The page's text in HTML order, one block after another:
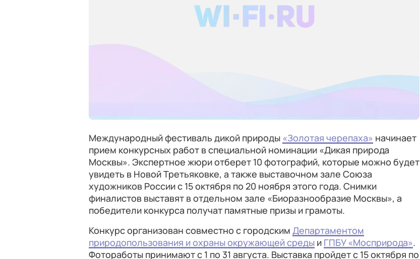
Международный фестиваль дикой природы «Золотая черепаха» начинает
прием конкурсных работ в специальной номинации «Дикая природа
Москвы». Экспертное жюри отберет 10 фотографий, которые можно будет
увидеть в Новой Третьяковке, а также выставочном зале Союза
художников России с 15 октября по 20 ноября этого года. Снимки
финалистов выставят в отдельном зале «Биоразнообразие Москвы», а
победители конкурса получат памятные призы и грамоты.
Конкурс организован совместно с городским Департаментом
природопользования и охраны окружающей среды и ГПБУ «Мосприрода».
Фотоработы принимают с 1 по 31 августа. Выставка пройдет с 15 октября по